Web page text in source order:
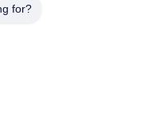
for?